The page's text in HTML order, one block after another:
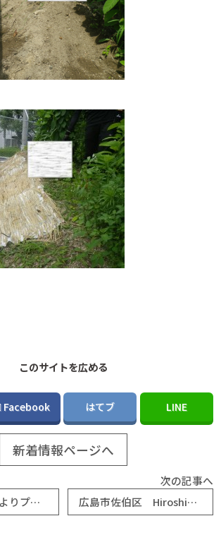
このサイトを広める
Facebook はてブ LINE
新着情報ページへ
新潟県のお客様よりプロソイルご注文いただきました
次の記事へ
広島市佐伯区 Hiroshima ベース2020（室内野球練習場）様から「極」のご注文いただきました